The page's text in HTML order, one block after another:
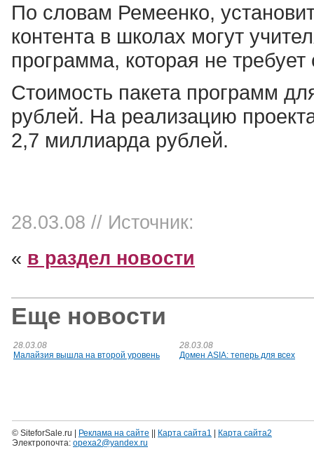
По словам Ремеенко,
контента в школах могут
программа, которая не
Стоимость пакета программ
рублей. На реализацию
2,7 миллиарда рублей.
28.03.08 // Источник:
« в раздел новости
Еще новости
28.03.08
Малайзия вышла на второй уровень
28.03.08
Домен ASIA: теперь для всех
© SiteforSale.ru | Реклама на сайте Карта сайта1
Карта сайта2
Электропочта: opexa2@yandex.ru